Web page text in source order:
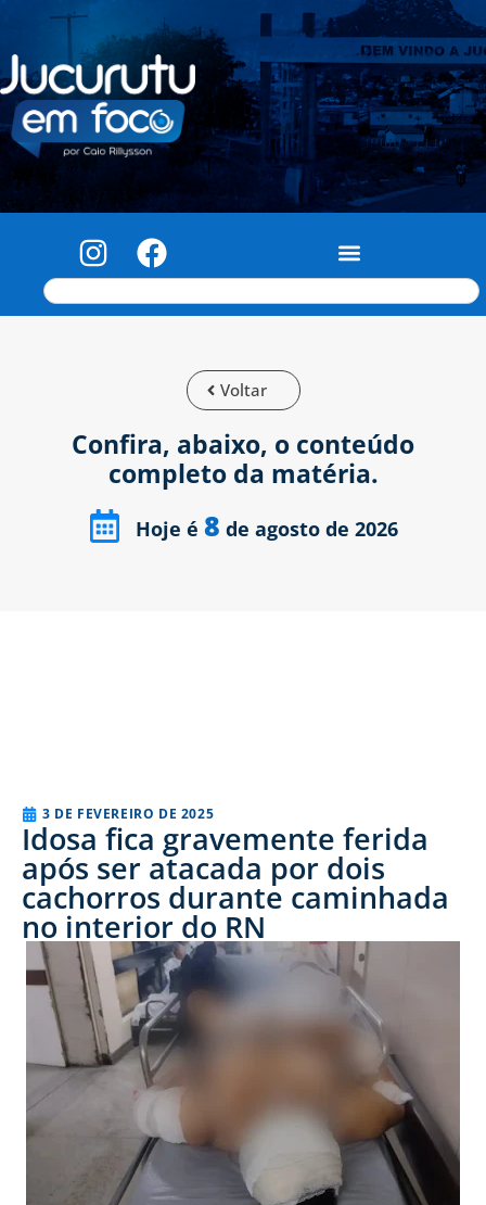
Voltar
Confira, abaixo, o conteúdo
completo da matéria.
Hoje é 8 de agosto de 2026
3 DE FEVEREIRO DE 2025
Idosa fica gravemente ferida
após ser atacada por dois
cachorros durante caminhada
no interior do RN